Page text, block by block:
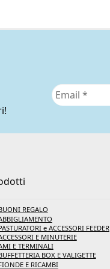
nella
REGALO
e ACCESSORI FEEDER
E MINUTERIE
E TERMINALI
BOX E VALIGETTE
E RICAMBI